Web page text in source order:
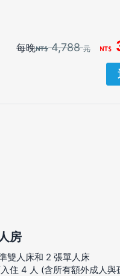
每晚 4,788元
房
雙人床和 2 張單人床
住 4 人 (含所有額外成人與